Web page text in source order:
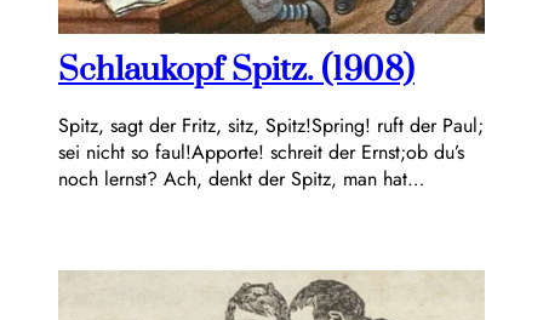
Schlaukopf Spitz. (1908)
Spitz, sagt der Fritz, sitz, Spitz!Spring! ruft der Paul;
sei nicht so faul!Apporte! schreit der Ernst;ob du’s
noch lernst? Ach, denkt der Spitz, man hat…